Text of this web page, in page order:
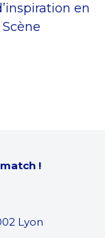
en
!
Lyon